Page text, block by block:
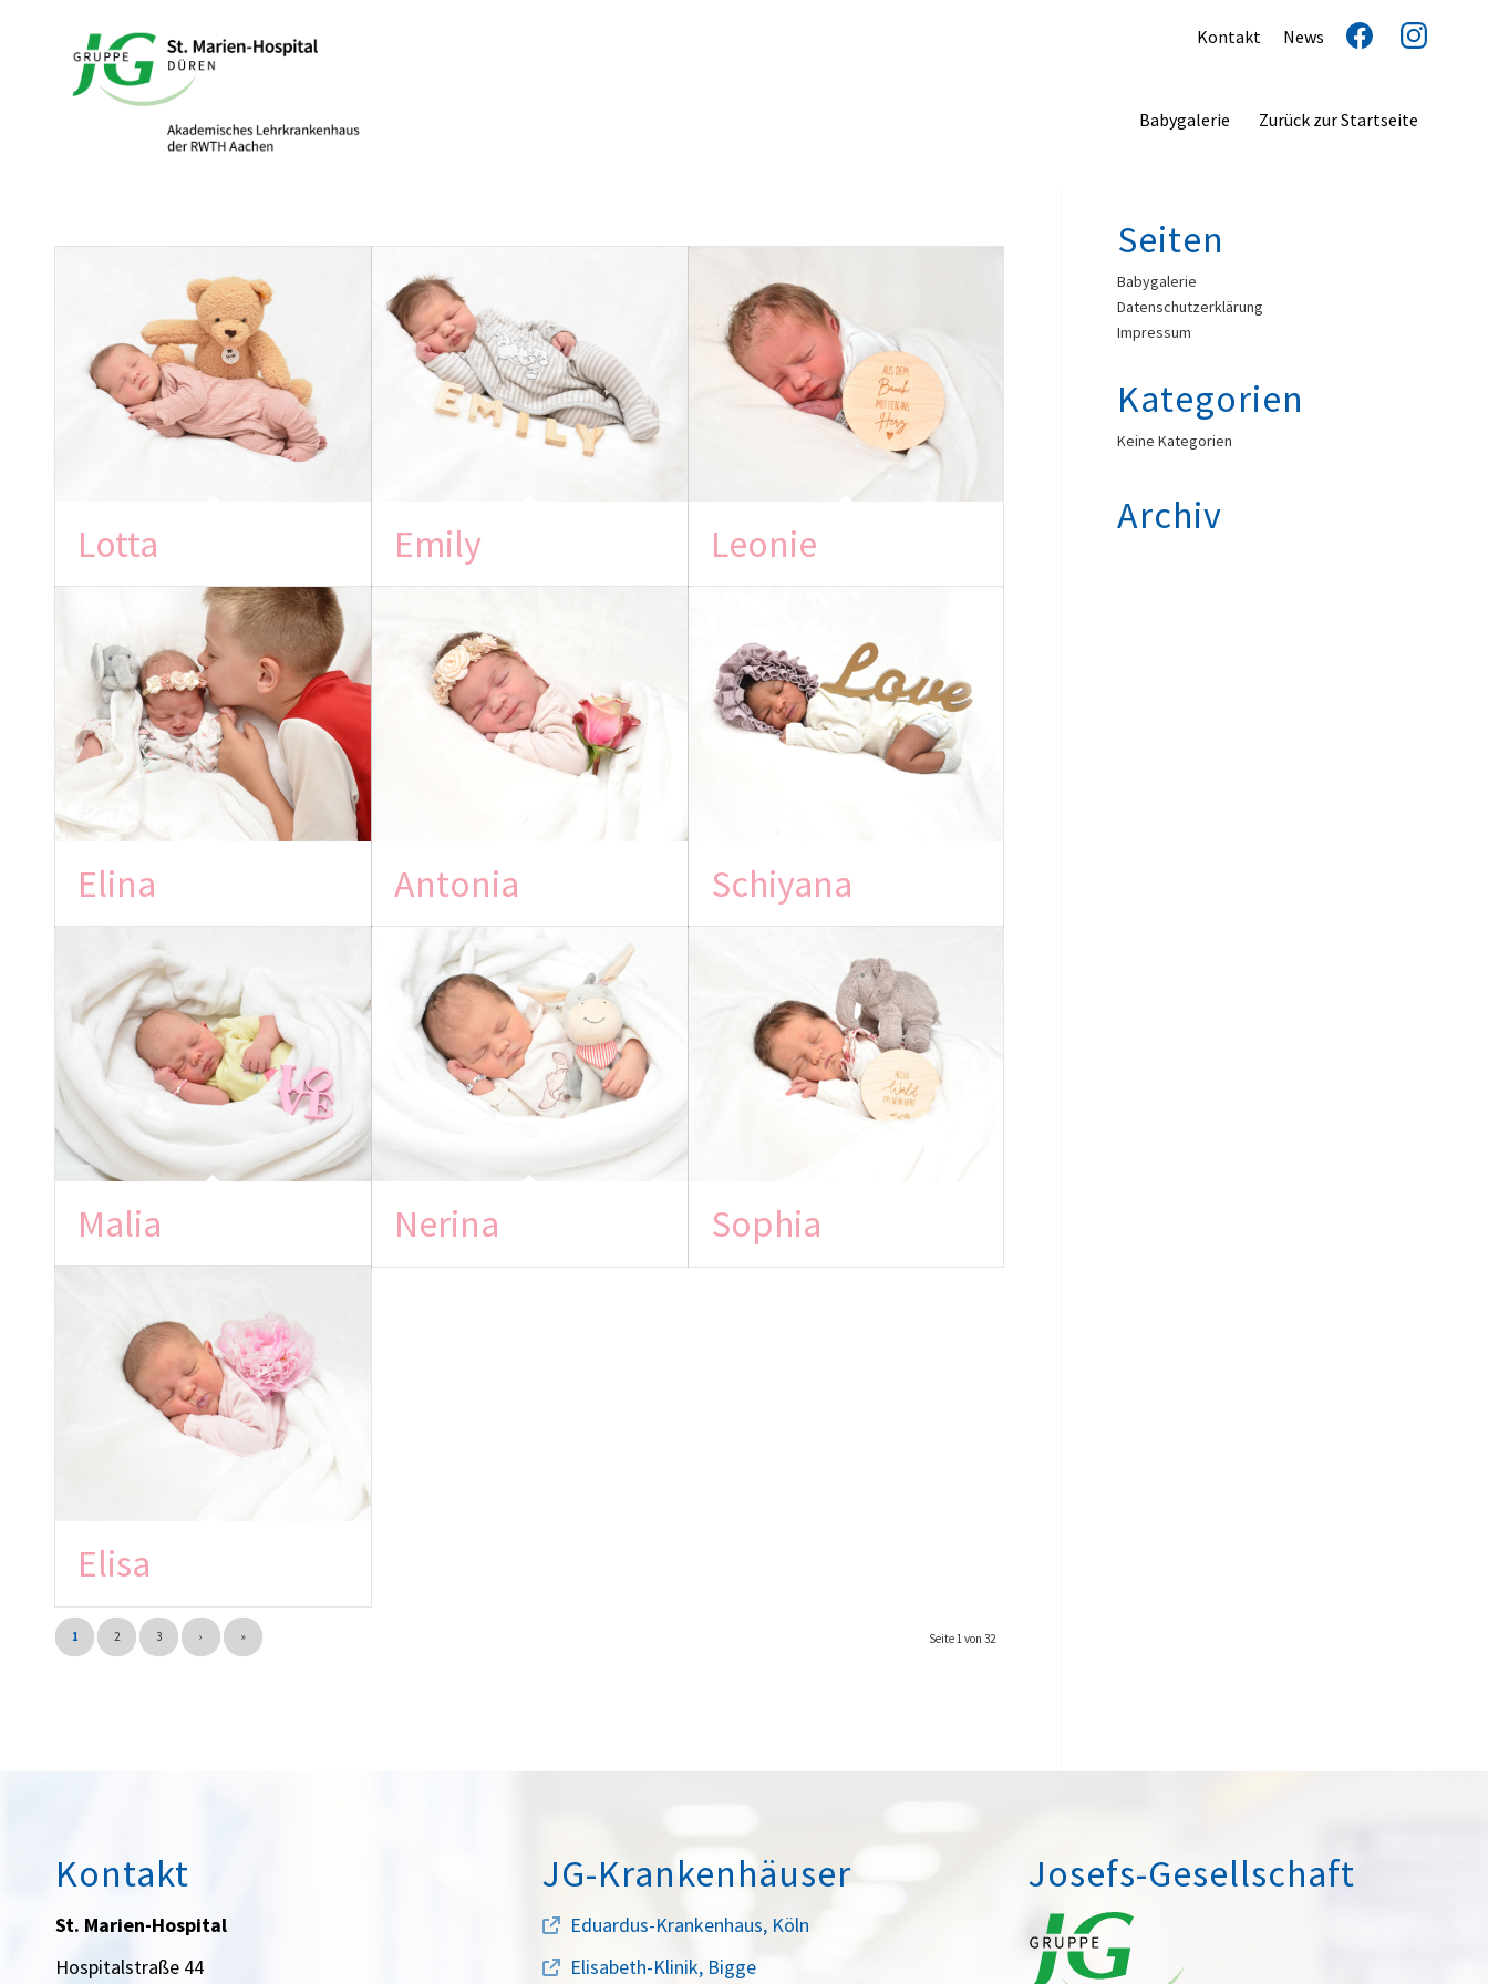
Kontakt News
Babygalerie Zurück zur Startseite
Lotta Emily Leonie
Elina Antonia Schiyana
Malia Nerina Sophia
Elisa
Seite 1 von 32
1 2 3 › »
Seiten
Babygalerie
Datenschutzerklärung
Impressum
Kategorien
Keine Kategorien
Archiv
Kontakt
St. Marien-Hospital
Hospitalstraße 44
JG-Krankenhäuser
Eduardus-Krankenhaus, Köln
Elisabeth-Klinik, Bigge
Josefs-Gesellschaft